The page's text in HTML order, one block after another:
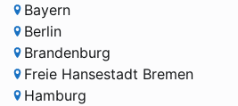
Bayern
Berlin
Brandenburg
Freie Hansestadt Bremen
Hamburg